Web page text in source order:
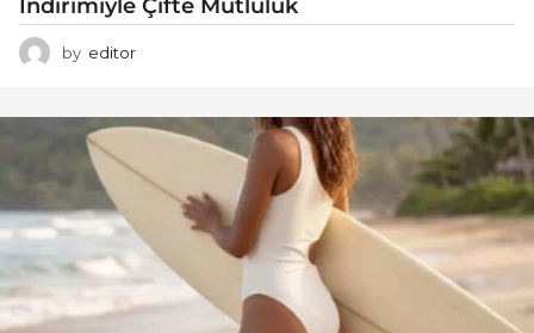
İndirimiyle Çifte Mutluluk
by editor